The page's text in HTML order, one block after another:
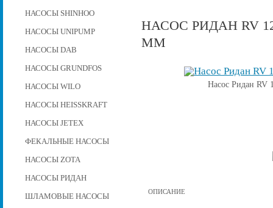
НАСОСЫ SHINHOO
НАСОСЫ UNIPUMP
НАСОСЫ DAB
НАСОСЫ GRUNDFOS
НАСОСЫ WILO
НАСОСЫ HEISSKRAFT
НАСОСЫ JETEX
ФЕКАЛЬНЫЕ НАСОСЫ
НАСОСЫ ZOTA
НАСОСЫ РИДАН
ШЛАМОВЫЕ НАСОСЫ
НАСОС РИДАН RV
ММ
Насос Ридан RV
ОПИСАНИЕ